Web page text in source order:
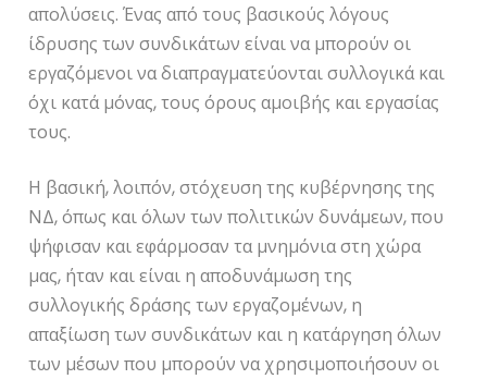
απολύσεις. Ένας από τους βασικούς λόγους
ίδρυσης των συνδικάτων είναι να μπορούν οι
εργαζόμενοι να διαπραγματεύονται συλλογικά και
όχι κατά μόνας, τους όρους αμοιβής και εργασίας
τους.
Η βασική, λοιπόν, στόχευση της κυβέρνησης της
ΝΔ, όπως και όλων των πολιτικών δυνάμεων, που
ψήφισαν και εφάρμοσαν τα μνημόνια στη χώρα
μας, ήταν και είναι η αποδυνάμωση της
συλλογικής δράσης των εργαζομένων, η
απαξίωση των συνδικάτων και η κατάργηση όλων
των μέσων που μπορούν να χρησιμοποιήσουν οι